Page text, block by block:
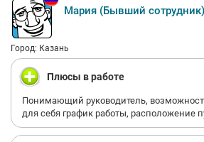
Мария (Бывший сотрудник)
Город: Казань
Плюсы в работе
Понимающий руководитель,
для себя график работы, расположение